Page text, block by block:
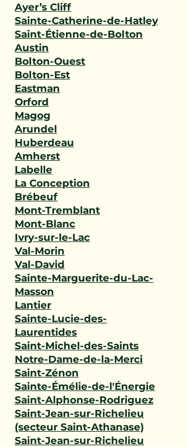
Ayer’s Cliff
Sainte-Catherine-de-Hatley
Saint-Étienne-de-Bolton
Austin
Bolton-Ouest
Bolton-Est
Eastman
Orford
Magog
Arundel
Huberdeau
Amherst
Labelle
La Conception
Brébeuf
Mont-Tremblant
Mont-Blanc
Ivry-sur-le-Lac
Val-Morin
Val-David
Sainte-Marguerite-du-Lac-
Masson
Lantier
Sainte-Lucie-des-
Laurentides
Saint-Michel-des-Saints
Notre-Dame-de-la-Merci
Saint-Zénon
Sainte-Émélie-de-l'Énergie
Saint-Alphonse-Rodriguez
Saint-Jean-sur-Richelieu
(secteur Saint-Athanase)
Saint-Jean-sur-Richelieu